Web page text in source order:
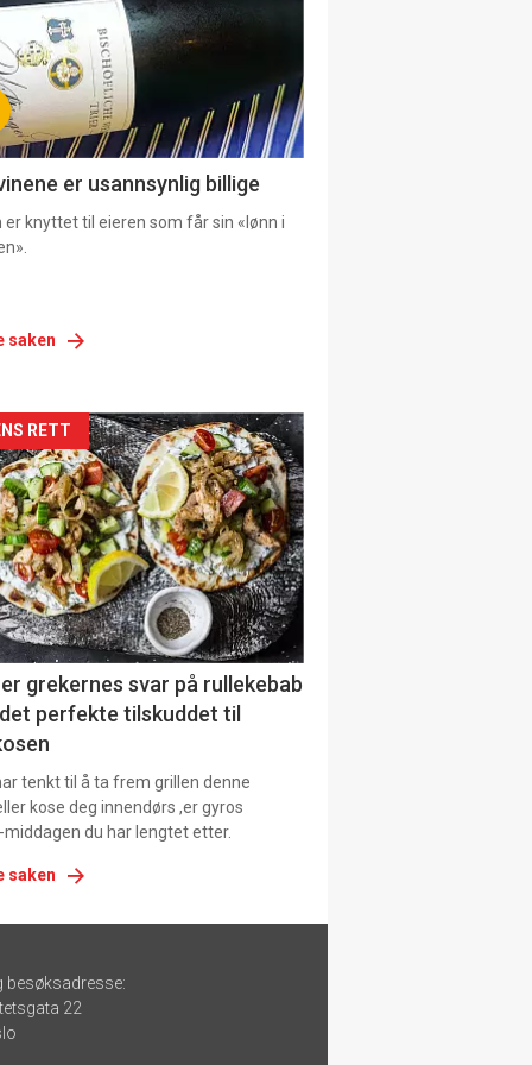
er usannsynlig billige
er knyttet til eieren som får sin «lønn i
saken
RETT
grekernes svar på rullekebab
perfekte tilskuddet til
tenkt til å ta frem grillen denne
kose deg innendørs ,er gyros
du har lengtet etter.
saken
besøksadresse:
22